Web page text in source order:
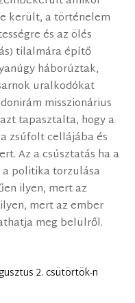
került, a történelem
és az ölés
tilalmára építő
háborúztak,
uralkodókat
misszionárius
tapasztalta, hogy a
zsúfolt cellájába és
Az a csúsztatás ha a
politika torzulása
ilyen, mert az
mert az ember
meg belülről.
2. csütörtök-n